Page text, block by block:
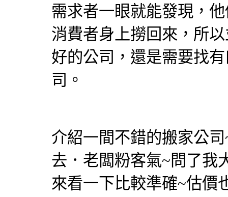
需求者一眼就能發現，
消費者身上撈回來，所
好的公司，還是需要找
司。
介紹一間不錯的搬家公
去．老闆粉客氣~問了我
來看一下比較準確~估價